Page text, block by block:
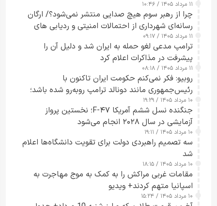
۱۱ مرداد ۱۴۰۵ / ۱۰:۴۶
چرا از رهبر سوم هیچ صدایی منتشر نمی‌شود؟/ ارگان
رسانه‌ای شهرداری از احتمالات امنیتی و ردیابی های
جاسوسی گفت
۱۱ مرداد ۱۴۰۵ / ۰۹:۱۷
ترامپ مدعی لغو حمله به ایران شد و دلیل آن را
پیشرفت در مذاکرات اعلام کرد
۱۱ مرداد ۱۴۰۵ / ۰۸:۱۸
روبیو: فکر نمی‌کنم حکومت ایران تاکنون با
رئیس‌جمهوری مانند دونالد ترامپ روبه‌رو شده باشد؛
کسی که واقعاً دست به اقدام می‌زند
۱۰ مرداد ۱۴۰۵ / ۱۹:۲۹
جنگنده نسل ششم آمریکا F-۴۷؛ نخستین پرواز
آزمایشی در سال ۲۰۲۸ انجام می‌شود
۱۰ مرداد ۱۴۰۵ / ۱۹:۱۱
سه تصمیم راهبردی دولت برای تقویت دانشگاه‌ها اعلام
شد
۱۰ مرداد ۱۴۰۵ / ۱۸:۱۵
مقامات غربی مراکش را به کمک به موج مهاجرت به
اسپانیا متهم کردند+ ویدیو
۱۰ مرداد ۱۴۰۵ / ۱۵:۲۴